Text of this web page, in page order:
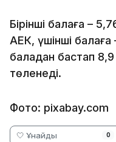
Бірінші балаға –
АЕК, үшінші балаға
баладан бастап
төленеді.
Фото: pixabay.com
🤍 Ұнайды 0